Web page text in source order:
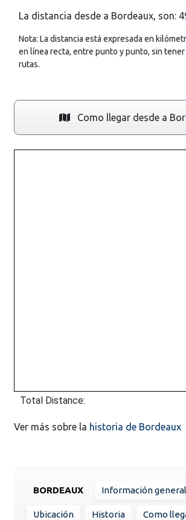
La distancia desde a Bordeaux, son:
Nota: La distancia está expresada en
en línea recta, entre punto y punto, sin
rutas.
Como llegar desde a
Total Distance:
Ver más sobre la historia de Bordeaux
BORDEAUX Información general
Ubicación Historia Como